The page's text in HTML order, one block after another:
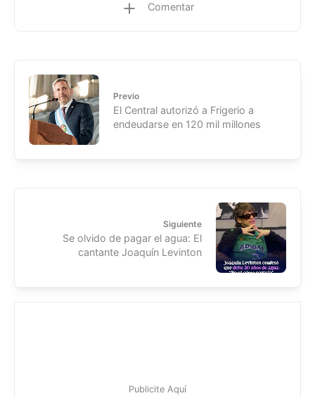
Comentar
Previo
El Central autorizó a Frigerio a
endeudarse en 120 mil millones
Siguiente
Se olvido de pagar el agua: El
cantante Joaquín Levinton